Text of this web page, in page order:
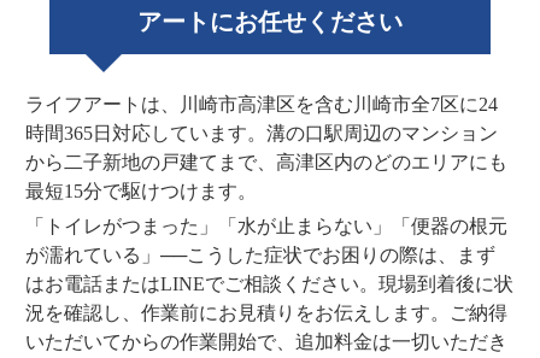
アートにお任せください
ライフアートは、川崎市高津区を含む川崎市全7区に24
時間365日対応しています。溝の口駅周辺のマンション
から二子新地の戸建てまで、高津区内のどのエリアにも
最短15分で駆けつけます。
「トイレがつまった」「水が止まらない」「便器の根元
が濡れている」──こうした症状でお困りの際は、まず
はお電話またはLINEでご相談ください。現場到着後に状
況を確認し、作業前にお見積りをお伝えします。ご納得
いただいてからの作業開始で、追加料金は一切いただき